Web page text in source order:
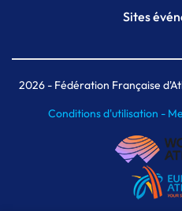
Plateforme
Sites
Meeting de
MAIF
2026- Fédération Française
Conditions d'utilisation -